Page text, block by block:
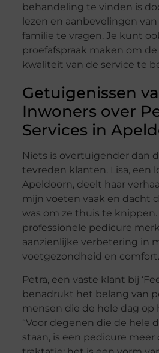
behandeling te vinden is
lezen en aanbevelingen
familie te vragen. Je kunt
proefafspraak maken om
kwaliteit van de service te
Getuigenissen
Inwoners over
Services in
Niets is overtuigender dan
tevreden klanten. Lisa, een
Apeldoorn, deelt haar
mijn voeten vaak en dacht
was om ze thuis te
professionele pedicure
aanzienlijke verbetering in
voetgezondheid en
Petra, een vaste klant bij
benadrukt het belang van
mensen die de hele dag op
“Voor degenen die de hele
staan, is een pedicure meer